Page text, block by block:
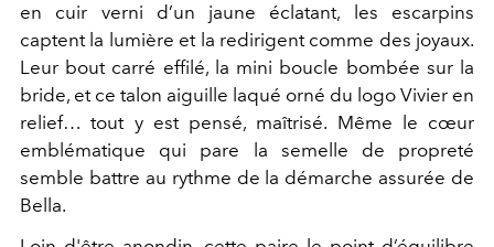
en cuir verni d’un jaune éclatant, les escarpins
captent la lumière et la redirigent comme des joyaux.
Leur bout carré effilé, la mini boucle bombée sur la
bride, et ce talon aiguille laqué orné du logo Vivier en
relief… tout y est pensé, maîtrisé. Même le cœur
emblématique qui pare la semelle de propreté
semble battre au rythme de la démarche assurée de
Bella.